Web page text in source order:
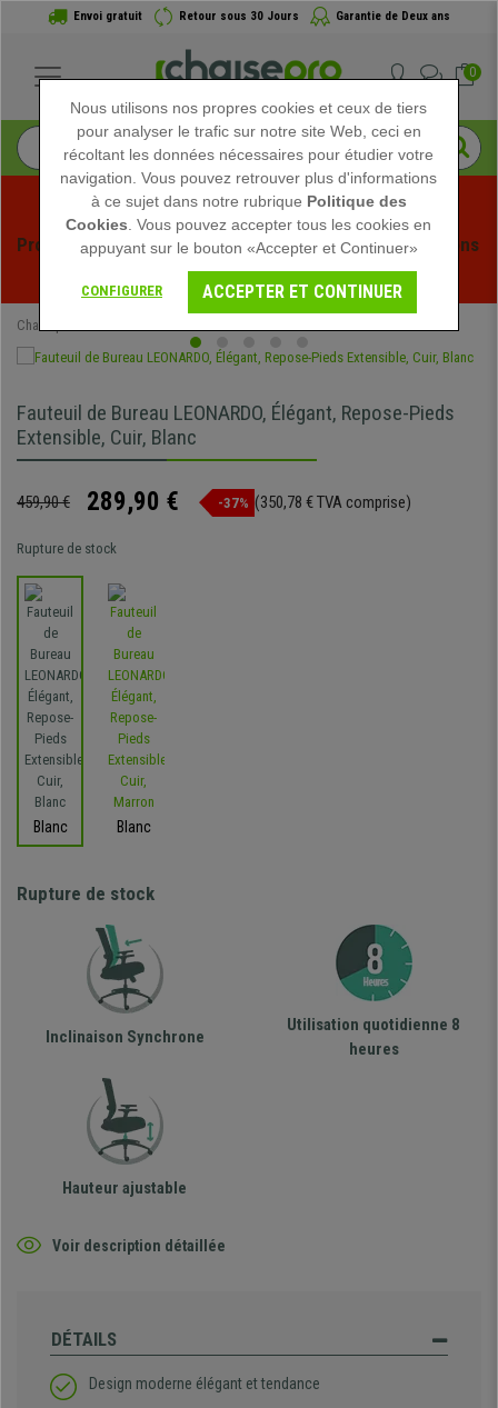
Envoi gratuit Retour sous 30 Jours Garantie de Deux ans
0
Profitez des soldes d'été chez Chaisepro ! Des réductions
exclusives pour une durée limitée - Voir l'offre
Chaisepro
Fauteuil de Bureau LEONARDO, Élégant, Repose-Pieds
Extensible, Cuir, Blanc
459,90 € 289,90 € -37% (350,78 € TVA comprise)
Rupture de stock
Blanc Blanc
Rupture de stock
Inclinaison Synchrone
Utilisation quotidienne 8
heures
Hauteur ajustable
Voir description détaillée
DÉTAILS
Design moderne élégant et tendance
Nous utilisons nos propres cookies et ceux de tiers
pour analyser le trafic sur notre site Web, ceci en
récoltant les données nécessaires pour étudier votre
navigation. Vous pouvez retrouver plus d'informations
à ce sujet dans notre rubrique Politique des
Cookies . Vous pouvez accepter tous les cookies en
appuyant sur le bouton «Accepter et Continuer»
CONFIGURER ACCEPTER ET CONTINUER